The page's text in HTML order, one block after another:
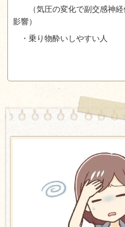
（気圧の変化で副交感神経
影響）
・乗り物酔いしやすい人